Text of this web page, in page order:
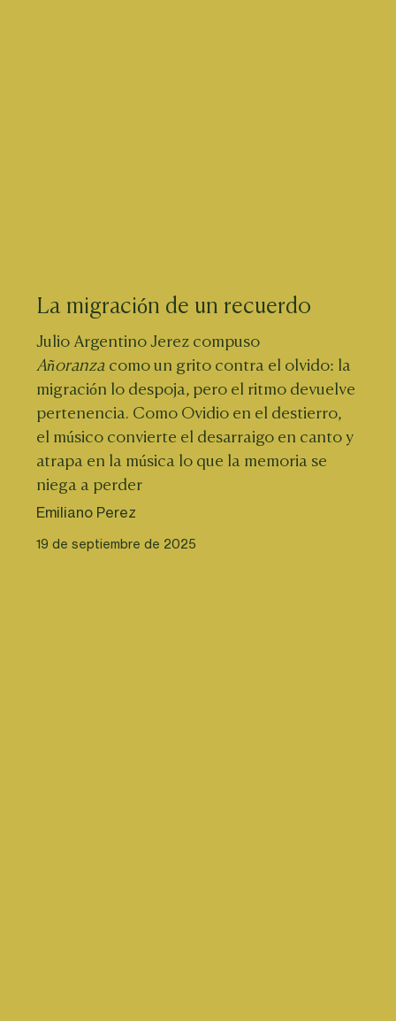
La migración de un recuerdo
Julio Argentino Jerez compuso
Añoranza como un grito contra el olvido: la
migración lo despoja, pero el ritmo devuelve
pertenencia. Como Ovidio en el destierro,
el músico convierte el desarraigo en canto y
atrapa en la música lo que la memoria se
niega a perder
Emiliano Perez
19 de septiembre de 2025